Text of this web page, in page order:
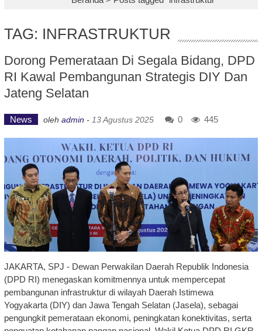
TAG: INFRASTRUKTUR
Dorong Pemerataan Di Segala Bidang, DPD
RI Kawal Pembangunan Strategis DIY Dan
Jateng Selatan
News oleh admin - 13 Agustus 2025 0 445
JAKARTA, SPJ - Dewan Perwakilan Daerah Republik Indonesia
(DPD RI) menegaskan komitmennya untuk mempercepat
pembangunan infrastruktur di wilayah Daerah Istimewa
Yogyakarta (DIY) dan Jawa Tengah Selatan (Jasela), sebagai
pengungkit pemerataan ekonomi, peningkatan konektivitas, serta